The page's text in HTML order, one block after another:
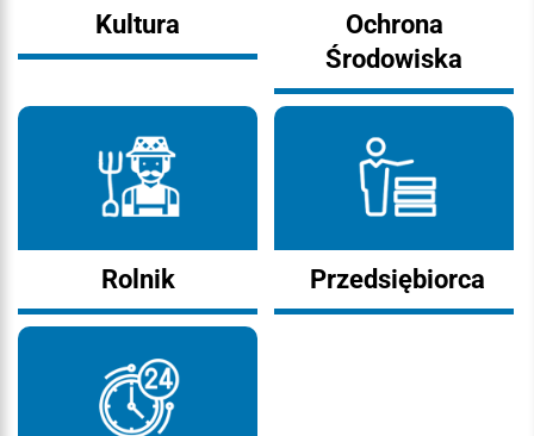
Kultura
Ochrona
Środowiska
Rolnik Przedsiębiorca